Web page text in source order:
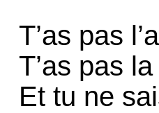
T’as pas
T’as pas
Et tu ne